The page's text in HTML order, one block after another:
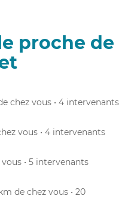
proche de
chez vous • 4 intervenants
vous • 4 intervenants
• 5 intervenants
de chez vous • 20